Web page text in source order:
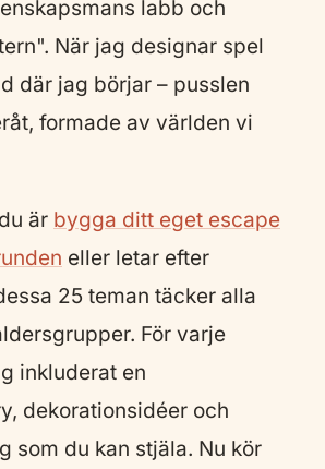
labb och
När jag designar spel
där jag börjar – pusslen
formade av världen vi
är bygga ditt eget escape
eller letar efter
25 teman täcker alla
För varje
inkluderat en
dekorationsidéer och
som du kan stjäla. Nu kör